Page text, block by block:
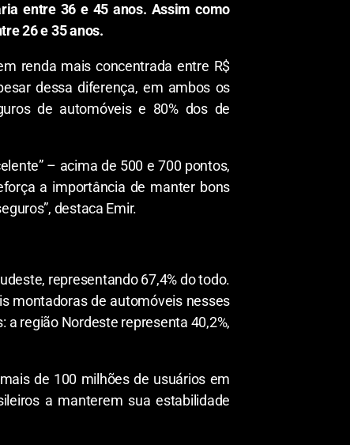
entre 36 e 45 anos. Assim como
26 e 35 anos.
renda mais concentrada entre R$
dessa diferença, em ambos os
de automóveis e 80% dos de
– acima de 500 e 700 pontos,
a importância de manter bons
destaca Emir.
representando 67,4% do todo.
montadoras de automóveis nesses
região Nordeste representa 40,2%,
de 100 milhões de usuários em
a manterem sua estabilidade